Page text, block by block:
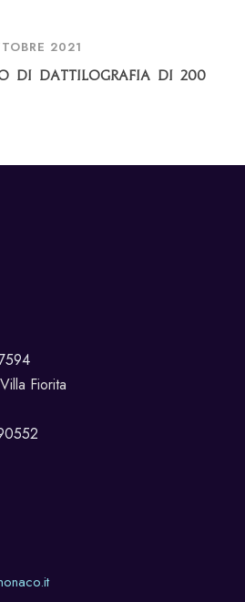
2021
di Dattilografia di 200
Fiorita